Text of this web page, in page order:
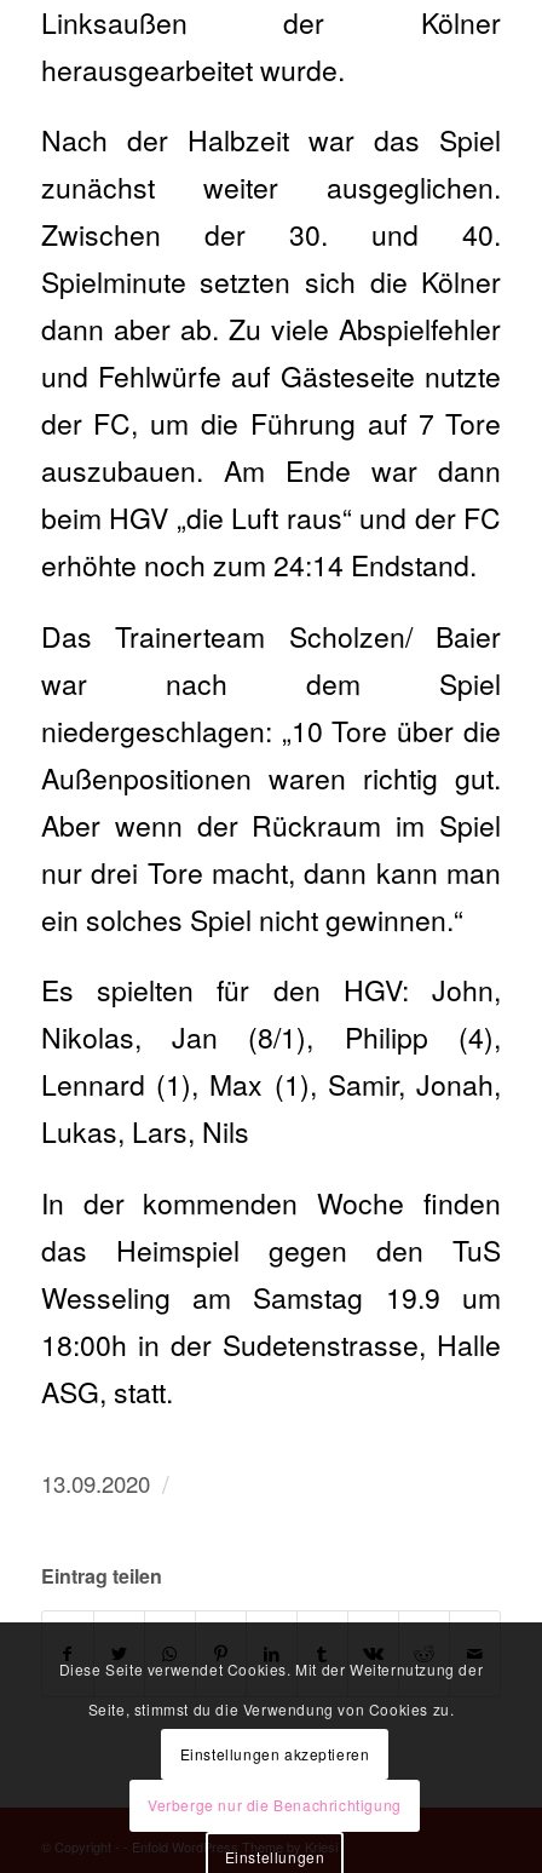
Linksaußen der Kölner
herausgearbeitet wurde.
Nach der Halbzeit war das Spiel
zunächst weiter ausgeglichen.
Zwischen der 30. und 40.
Spielminute setzten sich die Kölner
dann aber ab. Zu viele Abspielfehler
und Fehlwürfe auf Gästeseite nutzte
der FC, um die Führung auf 7 Tore
auszubauen. Am Ende war dann
beim HGV „die Luft raus“ und der FC
erhöhte noch zum 24:14 Endstand.
Das Trainerteam Scholzen/ Baier
war nach dem Spiel
niedergeschlagen: „10 Tore über die
Außenpositionen waren richtig gut.
Aber wenn der Rückraum im Spiel
nur drei Tore macht, dann kann man
ein solches Spiel nicht gewinnen.“
Es spielten für den HGV: John,
Nikolas, Jan (8/1), Philipp (4),
Lennard (1), Max (1), Samir, Jonah,
Lukas, Lars, Nils
In der kommenden Woche finden
das Heimspiel gegen den TuS
Wesseling am Samstag 19.9 um
18:00h in der Sudetenstrasse, Halle
ASG, statt.
13.09.2020 /
Eintrag teilen
© Copyright - - Enfold WordPress Theme by Kriesi
Diese Seite verwendet Cookies. Mit der Weiternutzung der
Seite, stimmst du die Verwendung von Cookies zu.
Einstellungen akzeptieren
Verberge nur die Benachrichtigung
Einstellungen